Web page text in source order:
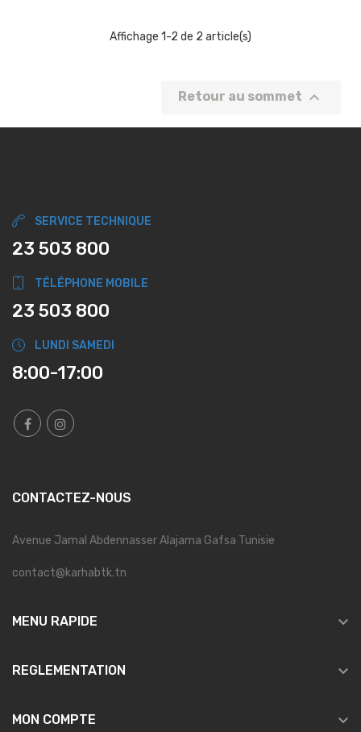
Affichage 1-2 de 2 article(s)
Retour au sommet 
SERVICE TECHNIQUE
23 503 800
TÉLÉPHONE MOBILE
23 503 800
LUNDI SAMEDI
8:00-17:00
CONTACTEZ-NOUS
Avenue Jamal Abdennasser Alajama Gafsa Tunisie
contact@karhabtk.tn
MENU RAPIDE 
REGLEMENTATION 
MON COMPTE 